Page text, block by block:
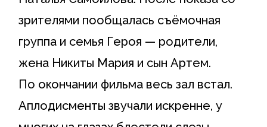
зрителями пообщалась съёмочная
группа и семья Героя — родители,
жена Никиты Мария и сын Артем.
По окончании фильма весь зал встал.
Аплодисменты звучали искренне, у